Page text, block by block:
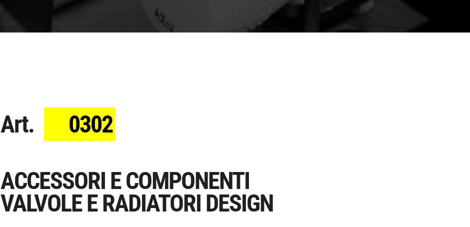
Art.
0302
ACCESSORI E COMPONENTI
VALVOLE E RADIATORI DESIGN